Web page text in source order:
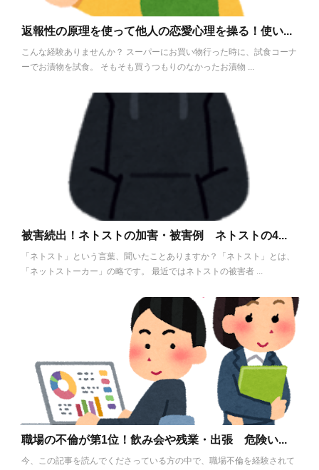
返報性の原理を使って他人の恋愛心理を操る！使い...
こんな経験ありませんか？ スーパーにお買い物行った時に、試食コーナ
ーでお漬物を試食。 そもそも買うつもりのなかったお漬物 ...
被害続出！ネトストの加害・被害例 ネトストの4...
「ネトスト」という言葉、聞いたことありますか？「ネトスト」とは、
「ネットストーカー」の略です。 最近ではネトストの被害者 ...
職場の不倫が第1位！飲み会や残業・出張 危険い...
今、この記事を読んでくださっている方の中で、職場不倫を経験されて